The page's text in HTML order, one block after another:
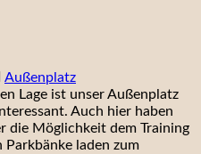
Außenplatz
Lage ist unser Außenplatz
Auch hier haben
die Möglichkeit dem Training
Parkbänke laden zum